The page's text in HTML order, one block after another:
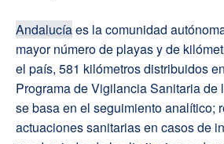
Andalucíaes la comunidad
mayor número de playas y de
el país, 581 kilómetros distribuidos
Programa de Vigilancia Sanitaria de
se basa en el seguimiento analítico;
actuaciones sanitarias en casos de